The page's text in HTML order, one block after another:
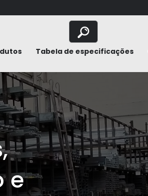
Tabela de especificações
e